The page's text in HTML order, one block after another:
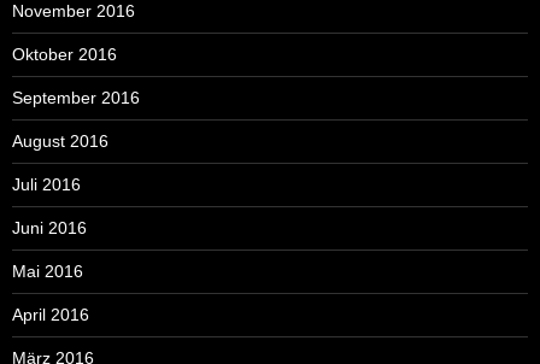
November 2016
Oktober 2016
September 2016
August 2016
Juli 2016
Juni 2016
Mai 2016
April 2016
März 2016